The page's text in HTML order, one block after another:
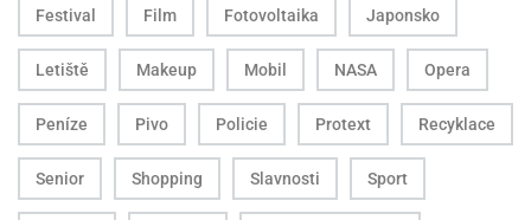
Festival Film Fotovoltaika Japonsko
Letiště Makeup Mobil NASA Opera
Peníze Pivo Policie Protext Recyklace
Senior Shopping Slavnosti Sport